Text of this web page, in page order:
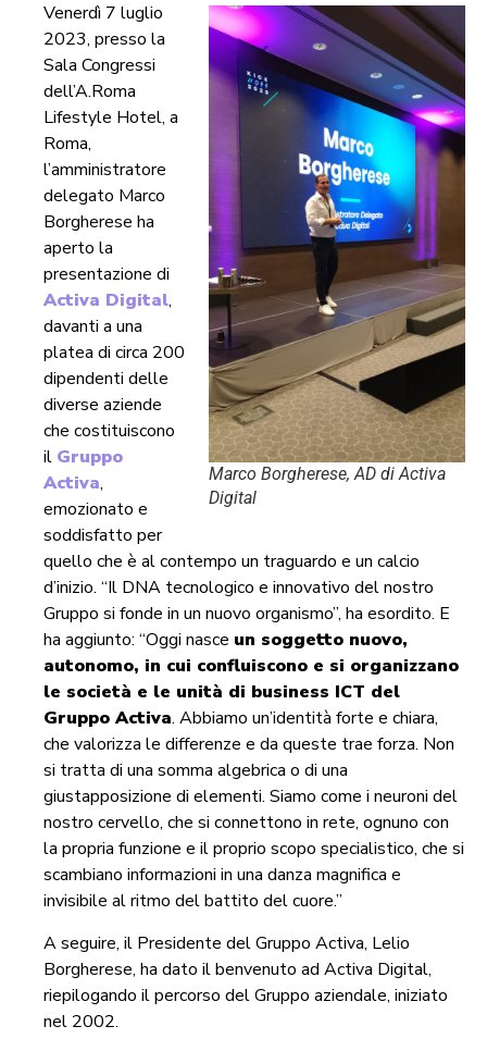
Marco Borgherese, AD di Activa
Digital
Venerdì 7 luglio
2023, presso la
Sala Congressi
dell’A.Roma
Lifestyle Hotel, a
Roma,
l’amministratore
delegato Marco
Borgherese ha
aperto la
presentazione di
Activa Digital,
davanti a una
platea di circa 200
dipendenti delle
diverse aziende
che costituiscono
il Gruppo
Activa,
emozionato e
soddisfatto per
quello che è al contempo un traguardo e un calcio
d’inizio. “Il DNA tecnologico e innovativo del nostro
Gruppo si fonde in un nuovo organismo”, ha esordito. E
ha aggiunto: “Oggi nasce un soggetto nuovo,
autonomo, in cui confluiscono e si organizzano
le società e le unità di business ICT del
Gruppo Activa. Abbiamo un’identità forte e chiara,
che valorizza le differenze e da queste trae forza. Non
si tratta di una somma algebrica o di una
giustapposizione di elementi. Siamo come i neuroni del
nostro cervello, che si connettono in rete, ognuno con
la propria funzione e il proprio scopo specialistico, che si
scambiano informazioni in una danza magnifica e
invisibile al ritmo del battito del cuore.”
A seguire, il Presidente del Gruppo Activa, Lelio
Borgherese, ha dato il benvenuto ad Activa Digital,
riepilogando il percorso del Gruppo aziendale, iniziato
nel 2002.